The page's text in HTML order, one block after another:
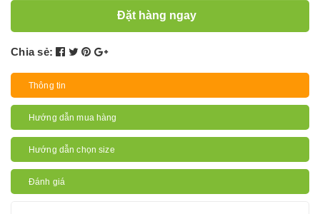
Đặt hàng ngay
Chia sẻ:
Thông tin
Hướng dẫn mua hàng
Hướng dẫn chọn size
Đánh giá